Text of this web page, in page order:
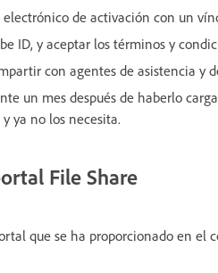
de activación con un
ID, y aceptar los términos y
con agentes de asistencia y
un mes después de haberlo
ya no los necesita.
File Share
que se ha proporcionado en el